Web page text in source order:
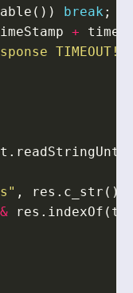
()) break ;
+
TIMEOUT!"
.
, res . c_str
res . indexOf (